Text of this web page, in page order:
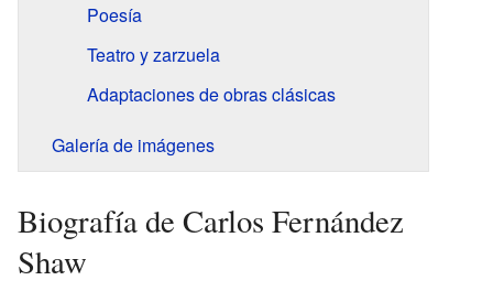
Poesía
Teatro y zarzuela
Adaptaciones de obras clásicas
Galería de imágenes
Biografía de Carlos Fernández
Shaw